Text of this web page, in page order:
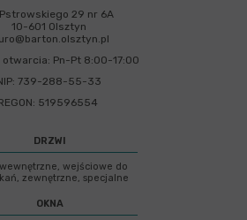
wejściowe do
zewnętrzne, specjalne
OKNA
DRZWI
29 nr 6A
10-601 Olsztyn
otwarcia: Pn-Pt 8:00-17:00
739-288-55-33
519596554